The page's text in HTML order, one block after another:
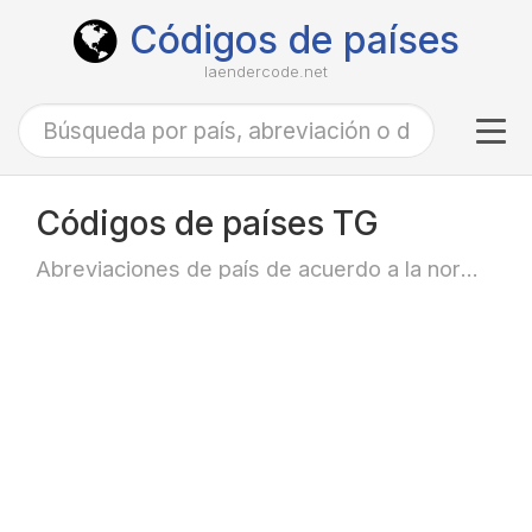
Códigos de países
laendercode.net
Códigos de países TG
Abreviaciones de país de acuerdo a la norma ISO-3166 alfa-2